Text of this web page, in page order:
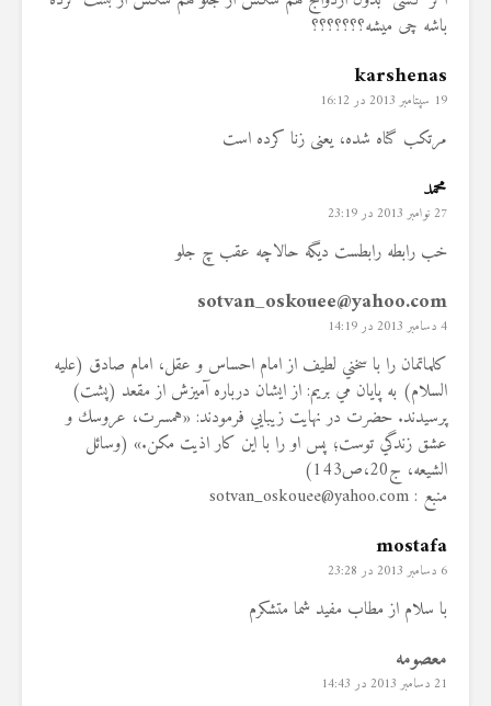
باشه چی میشه؟؟؟؟؟؟؟
karshenas
19 سپتامبر 2013 در 16:12
مرتکب گناه شده، یعنی زنا کرده است
محمد
27 نوامبر 2013 در 23:19
خب رابطه رابطست دیگه حالاچه عقب چ جلو
sotvan_oskouee@yahoo.com
4 دسامبر 2013 در 14:19
كلماتمان را با سخني لطيف از امام احساس و عقل، امام صادق (عليه
السلام) به پايان مي بريم: از ايشان درباره آميزش از مقعد (پشت)
پرسيدند. حضرت در نهايت زيبايي فرمودند: «همسرت، عروسك و
عشق زندگي توست؛ پس او را با اين كار اذيت مكن.» (وسائل
الشيعه، ج20،ص143)
منبع : sotvan_oskouee@yahoo.com
mostafa
6 دسامبر 2013 در 23:28
با سلام از مطاب مفید شما متشکرم
معصومه
21 دسامبر 2013 در 14:43